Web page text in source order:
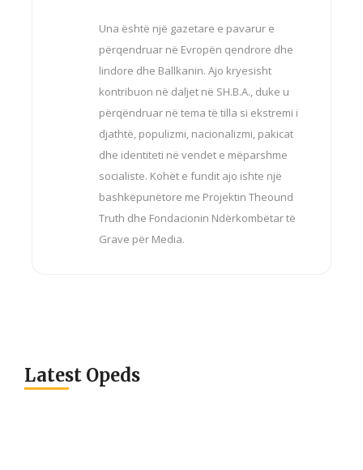
Una është një gazetare e pavarur e
përqendruar në Evropën qendrore dhe
lindore dhe Ballkanin. Ajo kryesisht
kontribuon në daljet në SH.B.A., duke u
përqëndruar në tema të tilla si ekstremi i
djathtë, populizmi, nacionalizmi, pakicat
dhe identiteti në vendet e mëparshme
socialiste. Kohët e fundit ajo ishte një
bashkëpunëtore me Projektin Theound
Truth dhe Fondacionin Ndërkombëtar të
Grave për Media.
Latest Opeds